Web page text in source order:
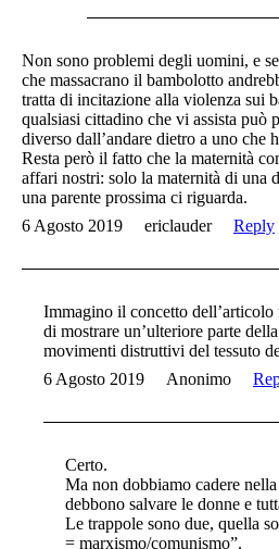
Non sono problemi degli uomini, e
che massacrano il bambolotto
tratta di incitazione alla violenza sui
qualsiasi cittadino che vi assista può
diverso dall’andare dietro a uno che
Resta però il fatto che la maternità
affari nostri: solo la maternità di una
una parente prossima ci riguarda.
6 Agosto 2019
ericlauder Reply
Immagino il concetto
di mostrare un’ulteriore parte
movimenti distruttivi del tessuto
6 Agosto 2019
Anonimo
Certo.
Ma non dobbiamo cadere
debbono salvare le donne e
Le trappole sono due, quella
= marxismo/comunismo”.